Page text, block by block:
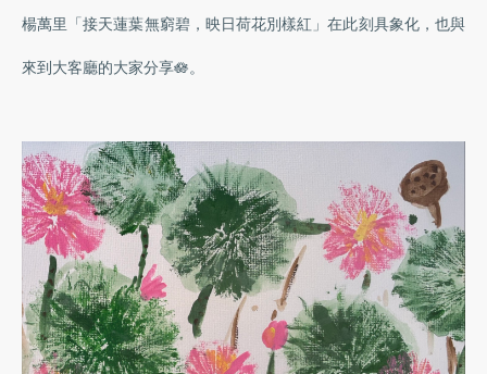
楊萬里「接天蓮葉無窮碧，映日荷花別樣紅」在此刻具象化，也與
來到大客廳的大家分享🪷。